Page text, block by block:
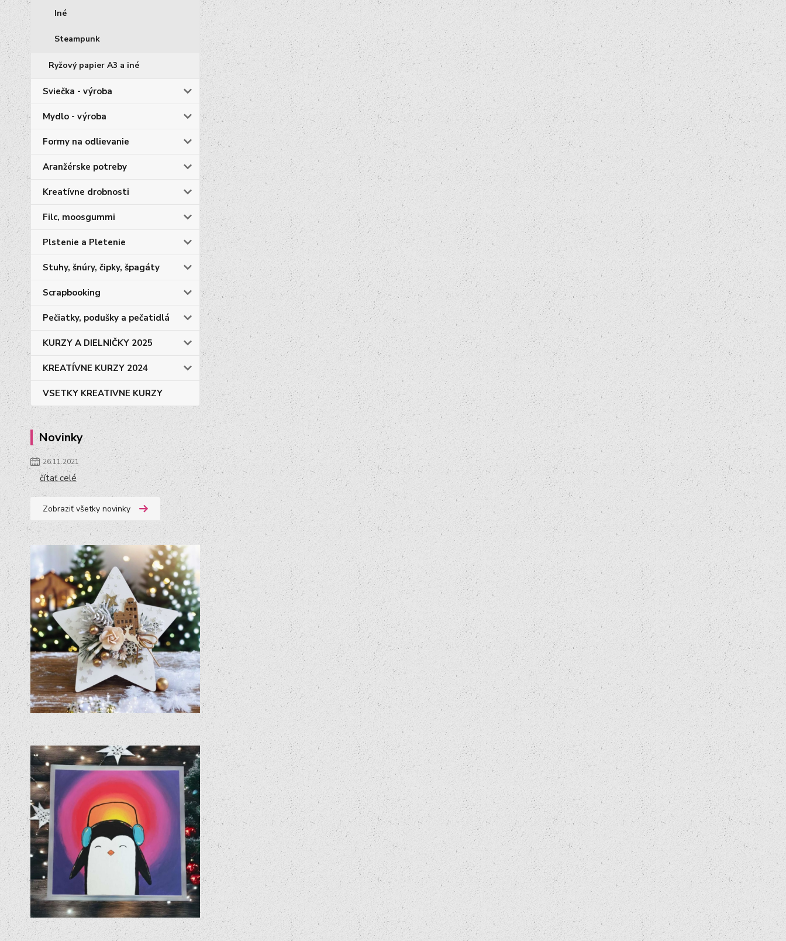
Iné
Steampunk
Ryžový papier A3 a iné
Sviečka - výroba
Mydlo - výroba
Formy na odlievanie
Aranžérske potreby
Kreatívne drobnosti
Filc, moosgummi
Plstenie a Pletenie
Stuhy, šnúry, čipky, špagáty
Scrapbooking
Pečiatky, podušky a pečatidlá
KURZY A DIELNIČKY 2025
KREATÍVNE KURZY 2024
VSETKY KREATIVNE KURZY
Novinky
26.11.2021
čítať celé
Zobraziť všetky novinky